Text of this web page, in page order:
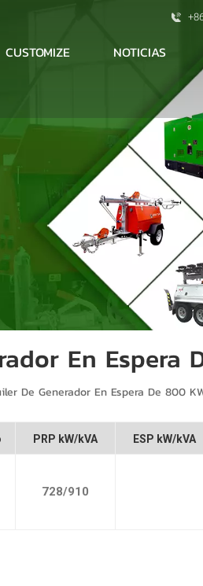
CUSTOMIZE NOTICIAS
En Espera
De Generador En Espera De 800
PRP kW/kVA ESP kW/kVA
728/910